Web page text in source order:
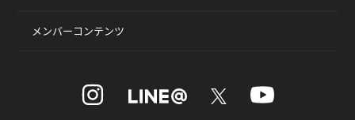
メンバーコンテンツ